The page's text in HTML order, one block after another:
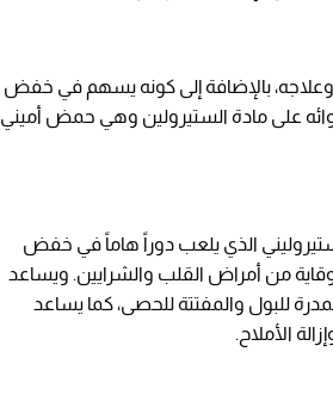
وعلاجه، بالإضافة إلى كونه يسهم في خفض
على مادة الستيرولين وهي حمض أميني
الذي يلعب دوراً هاماً في خفض
من أمراض القلب والشرايين. ويساعد
للبول والمفتتة للحصى، كما يساعد
الأملاح.